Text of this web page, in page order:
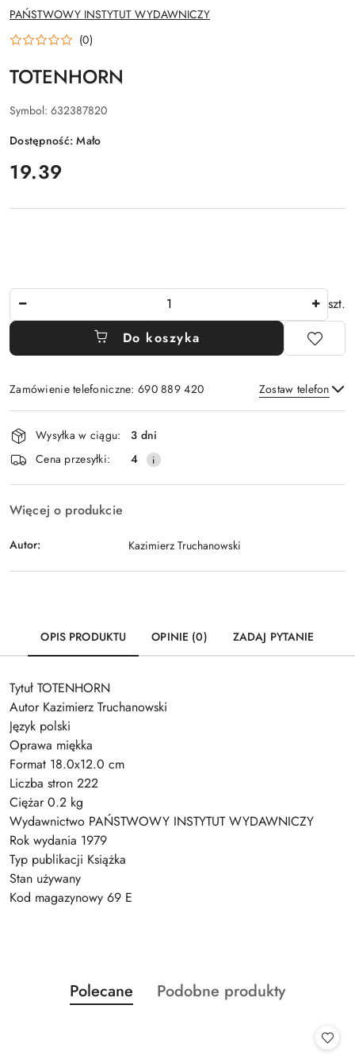
NAZWA
PRODUCENTA:
PAŃSTWOWY INSTYTUT WYDAWNICZY
(0)
TOTENHORN
Symbol: 632387820
Dostępność:Mało
cena:
19.39
szt.
Do koszyka
Zamówienie telefoniczne: 690 889 420 Zostaw telefon
Wyślij
Dostępność
i
dostawa
Wysyłka w ciągu:
3 dni
Cena przesyłki:
4
Więcej o produkcie
Autor: Kazimierz Truchanowski
OPIS PRODUKTU OPINIE (0) ZADAJ PYTANIE
Tytuł TOTENHORN
Autor Kazimierz Truchanowski
Język polski
Oprawa miękka
Format 18.0x12.0 cm
Liczba stron 222
Ciężar 0.2 kg
Wydawnictwo PAŃSTWOWY INSTYTUT WYDAWNICZY
Rok wydania 1979
Typ publikacji Książka
Stan używany
Kod magazynowy 69 E
Pomiń karuzelę produktów
Produkty
o
Polecane
Produkty
Podobne produkty